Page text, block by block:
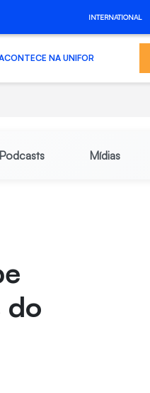
INTERNATIONAL
NA UNIFOR
Podcasts Mídias
do